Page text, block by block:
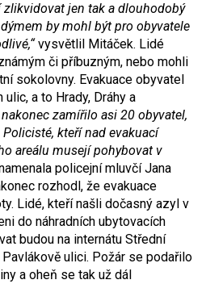
zlikvidovat jen tak a dlouhodobý
by mohl být pro obyvatele
vysvětlil Mitáček. Lidé
či příbuzným, nebo mohli
sokolovny. Evakuace obyvatel
a to Hrady, Dráhy a
zamířilo asi 20 obyvatel,
kteří nad evakuací
areálu musejí pohybovat v
policejní mluvčí Jana
rozhodl, že evakuace
Lidé, kteří našli dočasný azyl v
do náhradních ubytovacích
budou na internátu Střední
ulici. Požár se podařilo
a oheň se tak už dál